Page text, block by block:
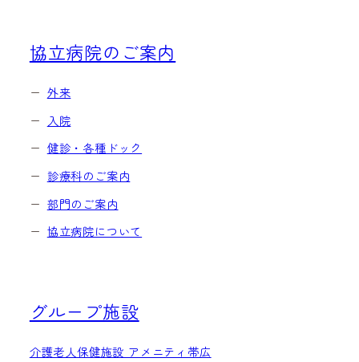
協立病院のご案内
外来
入院
健診・各種ドック
診療科のご案内
部門のご案内
協立病院について
グループ施設
介護老人保健施設 アメニティ帯広